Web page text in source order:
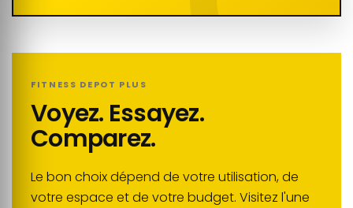
FITNESS DEPOT PLUS
Voyez. Essayez.
Comparez.
Le bon choix dépend de votre utilisation, de
votre espace et de votre budget. Visitez l'une